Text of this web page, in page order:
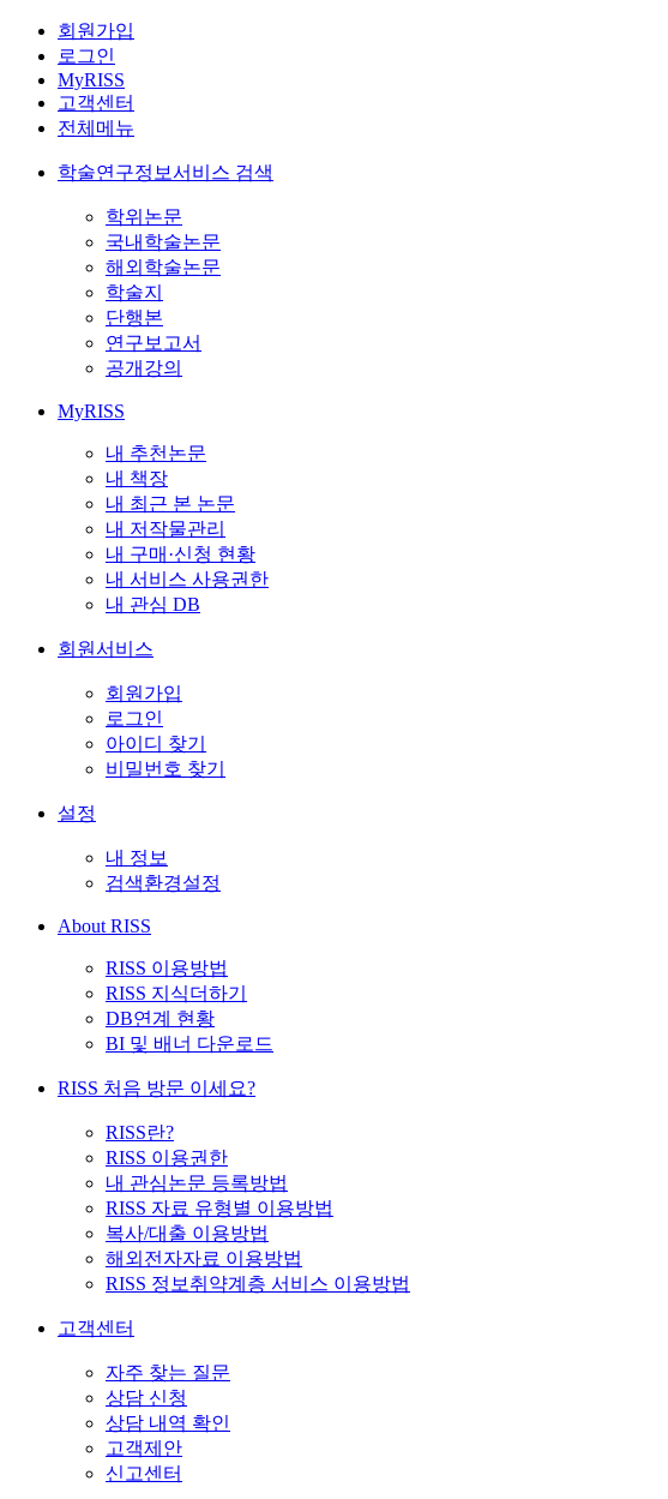
회원가입
로그인
MyRISS
고객센터
전체메뉴
학술연구정보서비스 검색
학위논문
국내학술논문
해외학술논문
학술지
단행본
연구보고서
공개강의
MyRISS
내 추천논문
내 책장
내 최근 본 논문
내 저작물관리
내 구매·신청 현황
내 서비스 사용권한
내 관심 DB
회원서비스
회원가입
로그인
아이디 찾기
비밀번호 찾기
설정
내 정보
검색환경설정
About RISS
RISS 이용방법
RISS 지식더하기
DB연계 현황
BI 및 배너 다운로드
RISS 처음 방문 이세요?
RISS란?
RISS 이용권한
내 관심논문 등록방법
RISS 자료 유형별 이용방법
복사/대출 이용방법
해외전자자료 이용방법
RISS 정보취약계층 서비스 이용방법
고객센터
자주 찾는 질문
상담 신청
상담 내역 확인
고객제안
신고센터